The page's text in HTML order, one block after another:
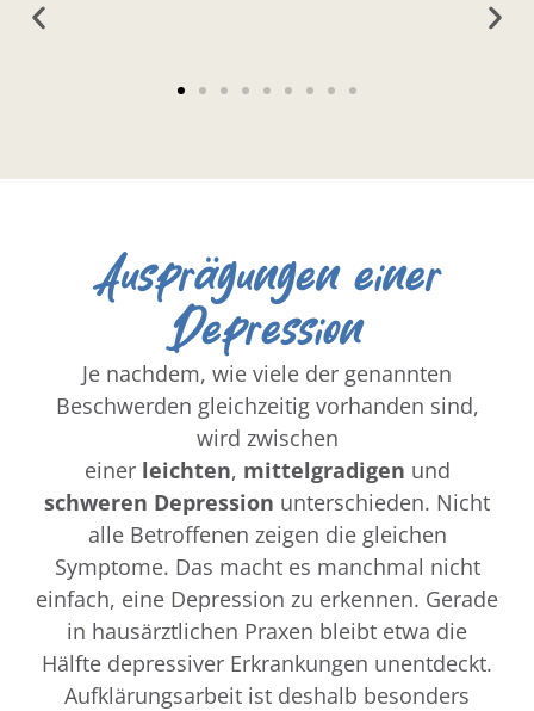
Ausprägungen einer
Depression
Je nachdem, wie viele der genannten
Beschwerden gleichzeitig vorhanden sind,
wird zwischen
einer leichten, mittelgradigen und
schweren Depression unterschieden. Nicht
alle Betroffenen zeigen die gleichen
Symptome. Das macht es manchmal nicht
einfach, eine Depression zu erkennen. Gerade
in hausärztlichen Praxen bleibt etwa die
Hälfte depressiver Erkrankungen unentdeckt.
Aufklärungsarbeit ist deshalb besonders